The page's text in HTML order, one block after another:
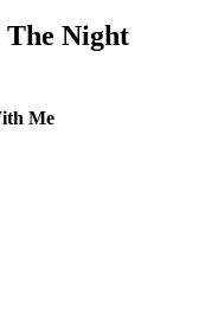
The Night
Me